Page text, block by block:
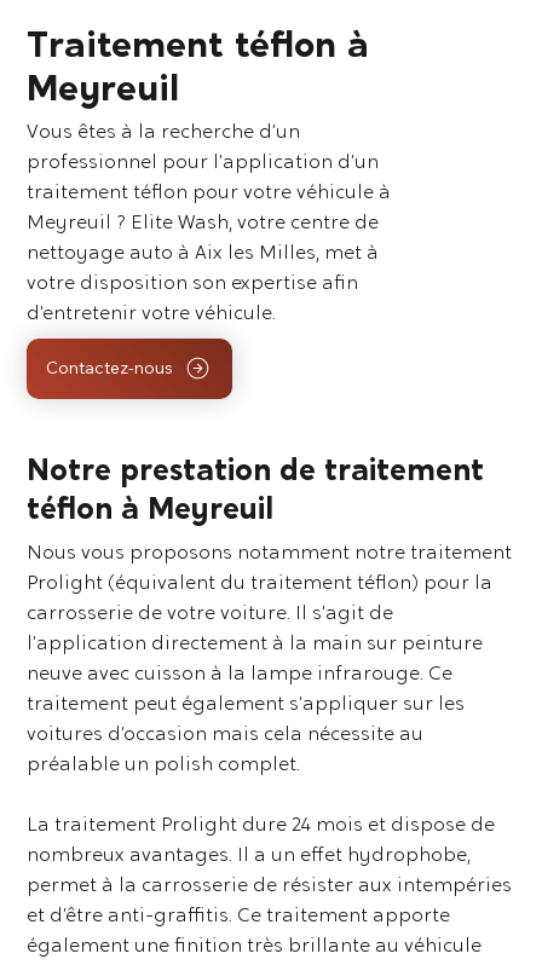
Traitement téflon à
Meyreuil
Vous êtes à la recherche d’un
professionnel pour l’application d’un
traitement téflon pour votre véhicule à
Meyreuil ? Elite Wash, votre centre de
nettoyage auto à Aix les Milles, met à
votre disposition son expertise afin
d’entretenir votre véhicule.
Contactez-nous
Notre prestation de traitement
téflon à Meyreuil
Nous vous proposons notamment notre traitement
Prolight (équivalent du traitement téflon) pour la
carrosserie de votre voiture. Il s’agit de
l’application directement à la main sur peinture
neuve avec cuisson à la lampe infrarouge. Ce
traitement peut également s’appliquer sur les
voitures d’occasion mais cela nécessite au
préalable un polish complet.
La traitement Prolight dure 24 mois et dispose de
nombreux avantages. Il a un effet hydrophobe,
permet à la carrosserie de résister aux intempéries
et d’être anti-graffitis. Ce traitement apporte
également une finition très brillante au véhicule